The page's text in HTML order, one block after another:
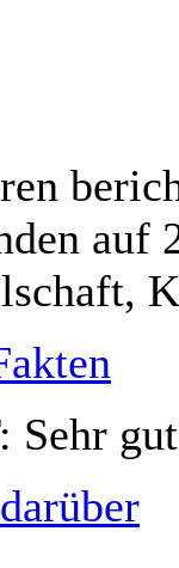
auf
Sehr